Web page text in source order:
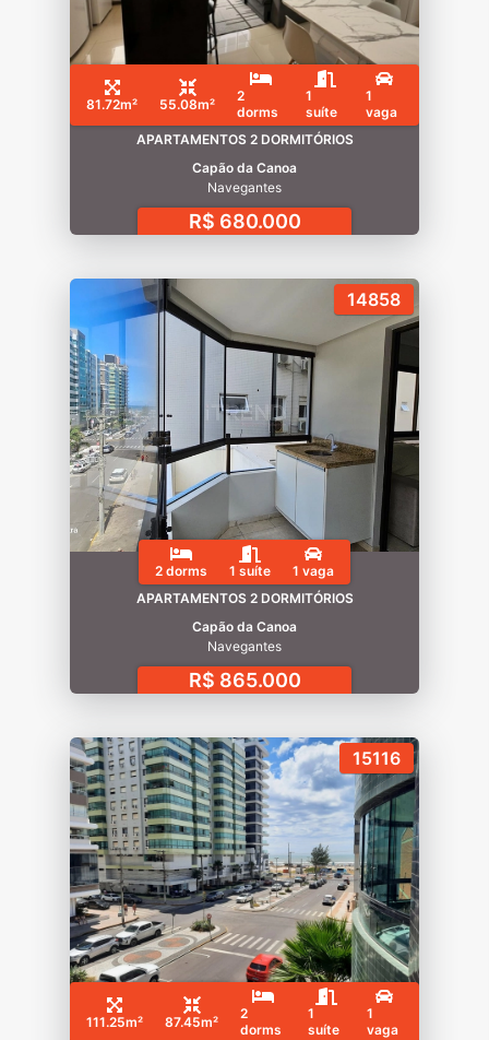
81.72m² 55.08m²
2
dorms
1
suíte
1
vaga
APARTAMENTOS 2 DORMITÓRIOS
Capão da Canoa
Navegantes
R$ 680.000
14858
2 dorms 1 suíte
1 vaga
APARTAMENTOS 2 DORMITÓRIOS
Capão da Canoa
Navegantes
R$ 865.000
15116
111.25m² 87.45m²
2
dorms
1
suíte
1
vaga